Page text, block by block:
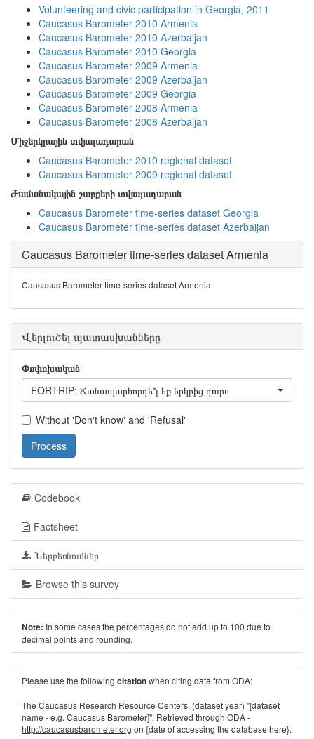
Volunteering and civic participation in Georgia, 2011
Caucasus Barometer 2010 Armenia
Caucasus Barometer 2010 Azerbaijan
Caucasus Barometer 2010 Georgia
Caucasus Barometer 2009 Armenia
Caucasus Barometer 2009 Azerbaijan
Caucasus Barometer 2009 Georgia
Caucasus Barometer 2008 Armenia
Caucasus Barometer 2008 Azerbaijan
Միջերկրային տվյալադարան
Caucasus Barometer 2010 regional dataset
Caucasus Barometer 2009 regional dataset
Ժամանակային շարքերի տվյալադարան
Caucasus Barometer time-series dataset Georgia
Caucasus Barometer time-series dataset Azerbaijan
Caucasus Barometer time-series dataset Armenia
Caucasus Barometer time-series dataset Armenia
Վերլուծել պատասխանները
Փոփոխական
FORTRIP: Ճանապարհորդե՞լ եք երկրից դուրս
Without 'Don't know' and 'Refusal'
Process
Codebook
Factsheet
Ներբեռնումներ
Browse this survey
Note: In some cases the percentages do not add up to 100 due to
decimal points and rounding.
Please use the following citationwhen citing data from ODA:
The Caucasus Research Resource Centers. (dataset year) "[dataset
name - e.g. Caucasus Barometer]". Retrieved through ODA -
http://caucasusbarometer.org on {date of accessing the database here}.